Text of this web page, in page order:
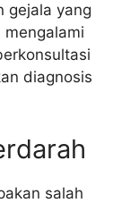
gejala yang
diagnosis
salah